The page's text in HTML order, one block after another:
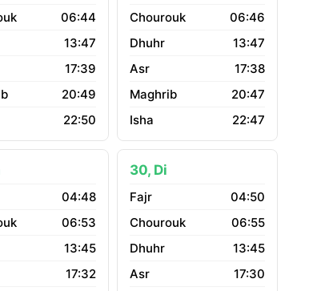
06:44
13:47
17:39
20:49
22:50
06:46
13:47
17:38
20:47
22:47
04:48
06:53
13:45
17:32
30, Di
04:50
06:55
13:45
17:30